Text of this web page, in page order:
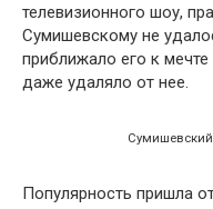
телевизионного шоу,
Сумишевскому не
приближало его к
даже удаляло от нее.
Сумишевский
Популярность пришла